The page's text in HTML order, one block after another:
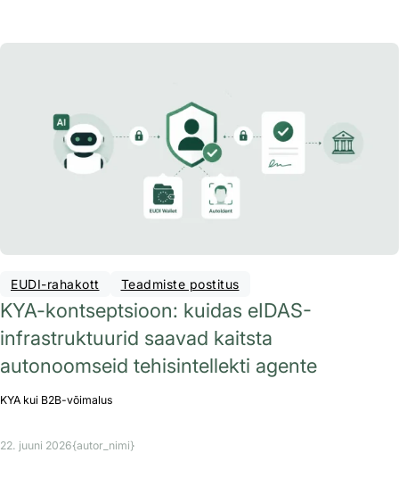
EUDI-rahakott Teadmiste postitus
KYA-kontseptsioon: kuidas eIDAS-
infrastruktuurid saavad kaitsta
autonoomseid tehisintellekti agente
KYA kui B2B-võimalus
22. juuni 2026{autor_nimi}